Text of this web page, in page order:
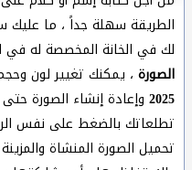
الطريقة سهلة جداً ، ما عليك
لك في الخانة المخصصة له
الصورة ، يمكنك تغيير لون
2025 وإعادة إنشاء الصورة
تطلعاتك بالضغط على نفس
تحميل الصورة المنشاة